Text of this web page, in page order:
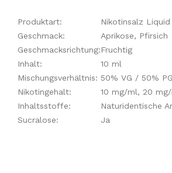
Produktart:
Nikotinsalz Liquid
Geschmack:
Aprikose, Pfirsich
Geschmacksrichtung:Fruchtig
Inhalt:
10 ml
Mischungsverhältnis: 50% VG / 50% PG
Nikotingehalt:
10 mg/ml, 20
Inhaltsstoffe:
Naturidentische
Sucralose:
Ja